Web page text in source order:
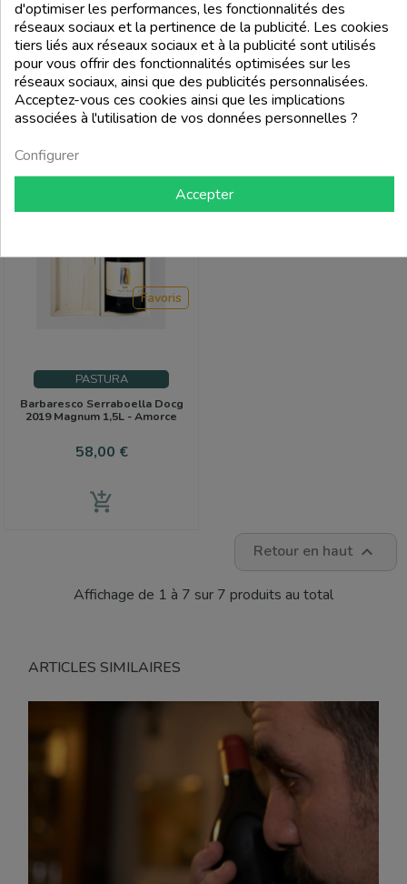
Prix
331,00 €
add_shopping_cart
Prix
29,00 €
add_shopping_cart
PASTURA
Barbaresco Serraboella Docg
2019 Magnum 1,5L - Amorce
Prix
58,00 €
Favoris
add_shopping_cart
Retour en haut 
Affichage de 1 à 7 sur 7 produits au total
ARTICLES SIMILAIRES
d'optimiser les performances, les fonctionnalités des
réseaux sociaux et la pertinence de la publicité. Les cookies
tiers liés aux réseaux sociaux et à la publicité sont utilisés
pour vous offrir des fonctionnalités optimisées sur les
réseaux sociaux, ainsi que des publicités personnalisées.
Acceptez-vous ces cookies ainsi que les implications
associées à l'utilisation de vos données personnelles ?
Configurer
Accepter